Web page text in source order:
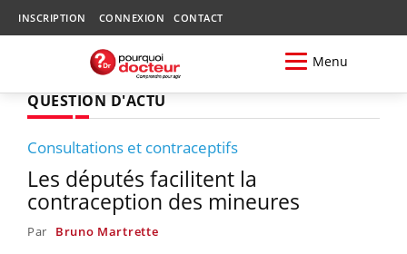
INSCRIPTION CONNEXION CONTACT
Menu
QUESTION D'ACTU
Consultations et contraceptifs
Les députés facilitent la
contraception des mineures
Par Bruno Martrette